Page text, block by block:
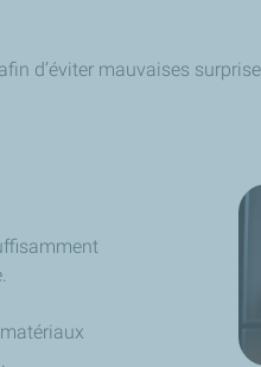
afin d’éviter mauvaises